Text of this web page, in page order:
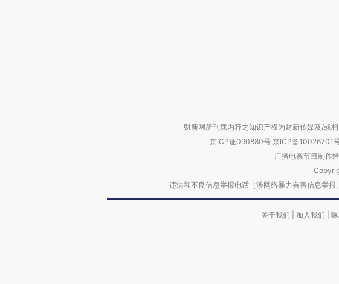
财新网所刊载内容之知识产权为财新传媒及/或
京ICP证090880号 京ICP备10026701
广播电视节目制作
违法和不良信息举报电话（涉网络暴力有害信息
关于我们 加入我们